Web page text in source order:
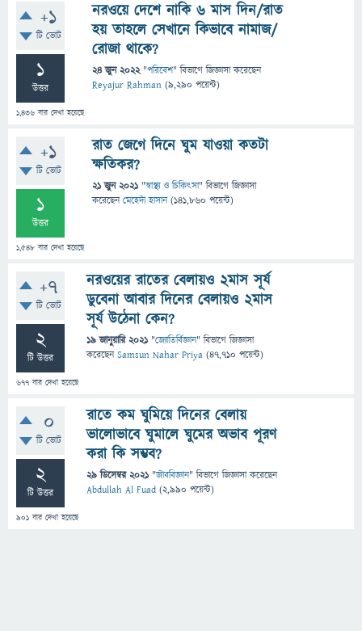
+1
টি ভোট
1
উত্তর
1,436 বার দেখা হয়েছে
নরওয়ে দেশে নাকি ৬ মাস দিন/রাত
হয় তাহলে সেখানে কিভাবে নামাজ/
রোজা থাকে?
24 জুন 2022 "পরিবেশ" বিভাগে জিজ্ঞাসাকরেছেন
Reyajur Rahman (9,290 পয়েন্ট)
+1
টি ভোট
1
উত্তর
1,548 বার দেখা হয়েছে
রাত জেগে দিনে ঘুম যাওয়া কতটা
ক্ষতিকর?
21 জুন 2021 "স্বাস্থ্য ও চিকিৎসা" বিভাগে জিজ্ঞাসা
করেছেনমেহেদী হাসান (141,860 পয়েন্ট)
+7
টি ভোট
2
টি উত্তর
677 বার দেখা হয়েছে
নরওয়ের রাতের বেলায়ও ২মাস সূর্য
ডুবেনা আবার দিনের বেলায়ও ২মাস
সূর্য উঠেনা কেন?
19 জানুয়ারি 2021 "জ্যোতির্বিজ্ঞান" বিভাগে জিজ্ঞাসা
করেছেনSamsun Nahar Priya (47,710 পয়েন্ট)
0
টি ভোট
2
টি উত্তর
901 বার দেখা হয়েছে
রাতে কম ঘুমিয়ে দিনের বেলায়
ভালোভাবে ঘুমালে ঘুমের অভাব পূরণ
করা কি সম্ভব?
29 ডিসেম্বর 2021 "জীববিজ্ঞান" বিভাগে জিজ্ঞাসাকরেছেন
Abdullah Al Fuad (2,990 পয়েন্ট)